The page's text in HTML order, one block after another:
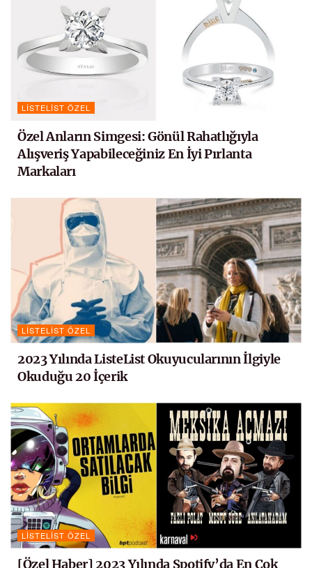
LISTELIST ÖZEL
Özel Anların Simgesi: Gönül Rahatlığıyla
Alışveriş Yapabileceğiniz En İyi Pırlanta
Markaları
LISTELIST ÖZEL
2023 Yılında ListeList Okuyucularının İlgiyle
Okuduğu 20 İçerik
LISTELIST ÖZEL
[Özel Haber] 2023 Yılında Spotify’da En Çok